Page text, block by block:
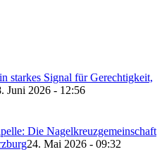
starkes Signal für Gerechtigkeit,
Juni 2026 - 12:56
Die Nagelkreuzgemeinschaft
24. Mai 2026 - 09:32